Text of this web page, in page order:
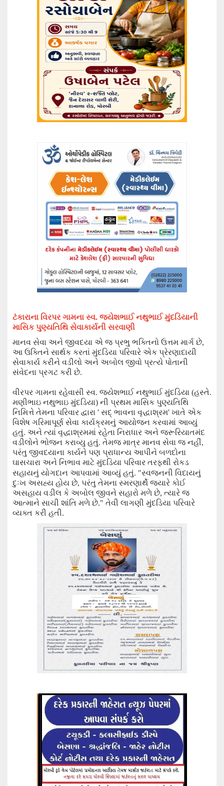
ટંકારાના વિરપરગામના સ્વ. જયેશભાઈ નથુભાઈ મુંદડિયાની
માસિક પુણ્યતિથિ સેવાકાર્યની સરવાણી
માનવ સેવા અને જીવદયા એ જ પ્રભુ ભક્તિનો ઉત્તમ માર્ગ છે,
આ ઉક્તિને સાર્થક કરતાં મુંદડિયા પરિવારે એક પ્રેરણાદાયી
સેવાકાર્ય કરીને વડીલો અને અબોલ જીવો પ્રત્યે પોતાની
સંવેદના પ્રગટ કરી છે.
વીરપર ગામના રહેવાસી સ્વ. જયેશભાઈ નથુભાઈ મુંદડિયા (હસ્તે.
મણીભાઇ નથુભાઇ મુંદડિયા) ની પ્રથમ માસિક પુણ્યતિથિ
નિમિત્તે તેમના પરિવાર દ્વારા ' સદ્ ભાવના વૃદ્ધાશ્રમ' ખાતે એક
વિશેષ ગરિમાપૂર્ણ સેવા કાર્યક્રમનું આયોજન કરવામાં આવ્યું
હતું. અને ત્યાં વૃદ્ધાશ્રમમાં રહેતા નિરાધાર અને જરૂરિયાતમંદ
વડીલોને ભોજન કરાવ્યુ હતું. તેમજ માત્ર માનવ સેવા જ નહીં,
પરંતુ જીવદયાના કાર્યને પણ પ્રાધાન્ય આપીને બળદોના
ઘાસચારા અને નિભાવ માટે મુંદડિયા પરિવાર તરફથી રોકડ
સહાયનું યોગદાન આપવામાં આવ્યું હતું. "સ્વજનની વિદાયનું
દુઃખ અસહ્ય હોય છે, પરંતુ તેમના સ્મરણાર્થે જ્યારે કોઈ
અસહાય વડીલ કે અબોલ જીવને સહારો મળે છે, ત્યારે જ
આત્માને સાચી શાંતિ મળે છે." તેવી લાગણી મુંદડિયા પરિવારે
વ્યક્ત કરી હતી.